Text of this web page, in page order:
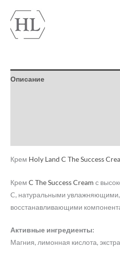
Описание
Крем Holy Land C The Success
КремC The Success Cream с
C, натуральными
восстанавливающими
Активные ингредиенты:
Магния, лимонная кислота,